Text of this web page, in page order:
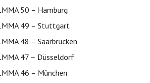
50 – Hamburg
49 – Stuttgart
48 – Saarbrücken
47 – Düsseldorf
46 – München